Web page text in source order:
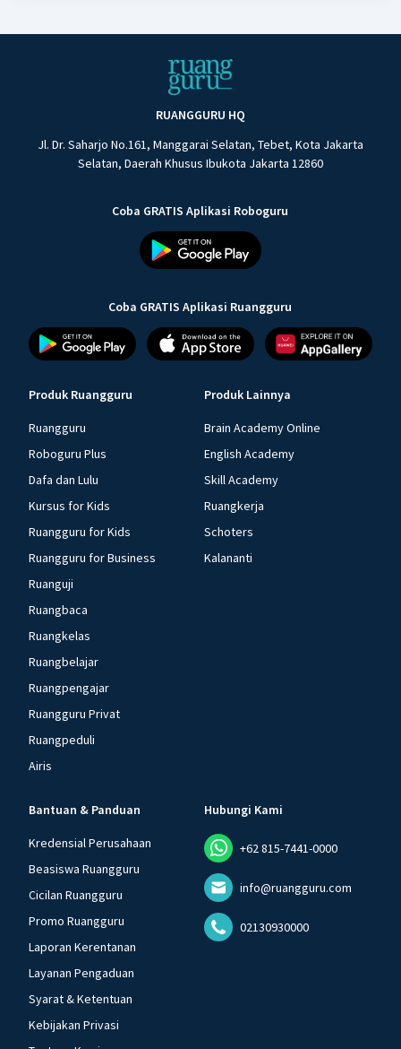
RUANGGURU HQ
Jl. Dr. Saharjo No.161, Manggarai Selatan, Tebet, Kota Jakarta
Selatan, Daerah Khusus Ibukota Jakarta 12860
Coba GRATIS Aplikasi Roboguru
Coba GRATIS Aplikasi Ruangguru
Produk Ruangguru
Ruangguru
Roboguru Plus
Dafa dan Lulu
Kursus for Kids
Ruangguru for Kids
Ruangguru for Business
Ruanguji
Ruangbaca
Ruangkelas
Ruangbelajar
Ruangpengajar
Ruangguru Privat
Ruangpeduli
Airis
Produk Lainnya
Brain Academy Online
English Academy
Skill Academy
Ruangkerja
Schoters
Kalananti
Bantuan & Panduan
Kredensial Perusahaan
Beasiswa Ruangguru
Cicilan Ruangguru
Promo Ruangguru
Laporan Kerentanan
Layanan Pengaduan
Syarat & Ketentuan
Kebijakan Privasi
Hubungi Kami
+62 815-7441-0000
info@ruangguru.com
02130930000